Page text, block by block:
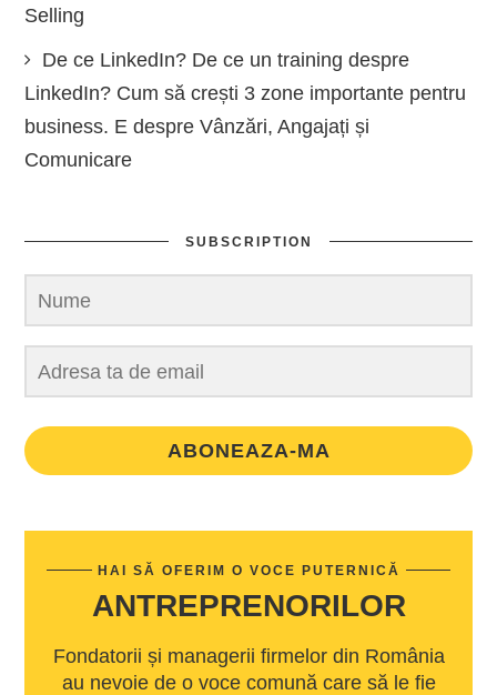
Selling
De ce LinkedIn? De ce un training despre
LinkedIn? Cum să crești 3 zone importante pentru
business. E despre Vânzări, Angajați și
Comunicare
SUBSCRIPTION
ABONEAZA-MA
HAI SĂ OFERIM O VOCE PUTERNICĂ
ANTREPRENORILOR
Fondatorii și managerii firmelor din România
au nevoie de o voce comună care să le fie